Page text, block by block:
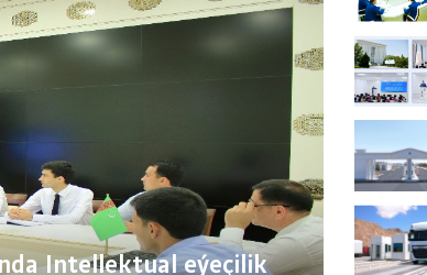
Intellektual eýeçilik